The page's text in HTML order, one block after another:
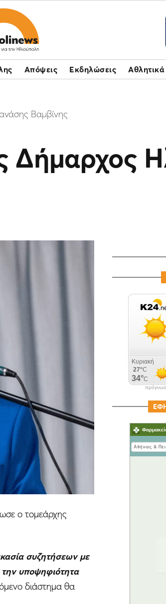
Απόψεις Εκδηλώσεις Αθλητικά
Βαμβίνης
Δήμαρχος
ο τομεάρχης
συζητήσεων με
υποψηφιότητα
διάστημα θα